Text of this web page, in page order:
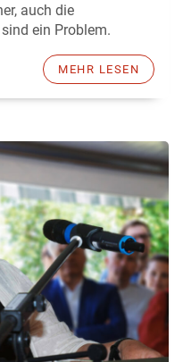
auch die
ein Problem.
MEHR LESEN